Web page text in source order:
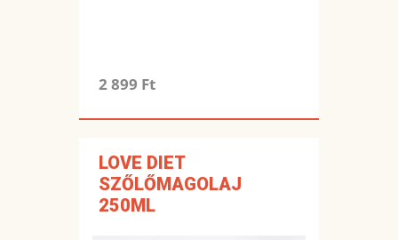
2 899 Ft
LOVE DIET
SZŐLŐMAGOLAJ
250ML